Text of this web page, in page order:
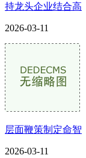
持龙头企业结合高
2026-03-11
层面鞭策制定命智
2026-03-11